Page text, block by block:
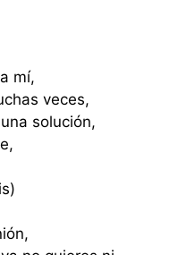
mí,
veces,
solución,